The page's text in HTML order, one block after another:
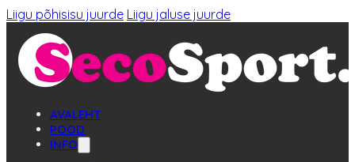
Liigu põhisisu juurde Liigu jaluse juurde
AVALEHT
POOD
INFO